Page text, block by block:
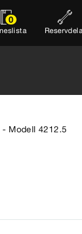
0
Modell 4212.5